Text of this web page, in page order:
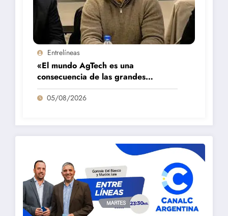
Entrelíneas
«El mundo AgTech es una
consecuencia de las grandes
fortalezas que tenemos en la región»
05/08/2026